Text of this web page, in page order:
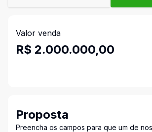
Valor venda
R$ 2.000.000,00
Proposta
Preencha os campos para que um de